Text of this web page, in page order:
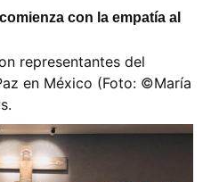
con la empatía al
representantes del
en México (Foto: ©️María